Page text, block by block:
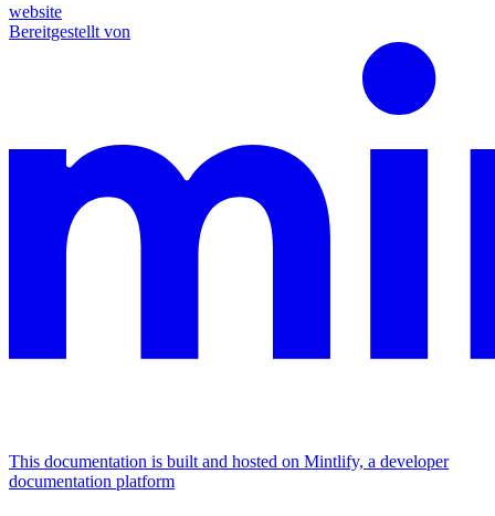
website
Bereitgestellt von
This documentation is built and hosted on Mintlify, a developer
documentation platform